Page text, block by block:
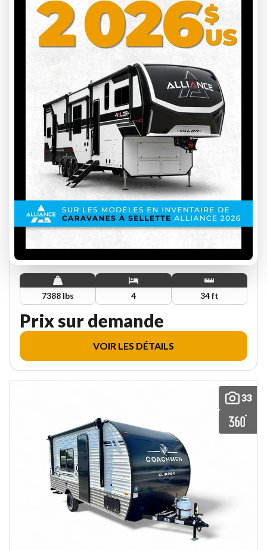
SUR COMMANDE
ALLIANCE RV 2027
DELTA 291BH
7388 lbs 4 34 ft
Prix sur demande
VOIR LES DÉTAILS
33